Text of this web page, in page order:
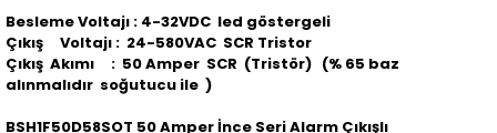
Besleme Voltajı : 4-32VDC led göstergeli
Çıkış Voltajı : 24-580VAC SCR Tristor
Çıkış Akımı : 50 Amper SCR (Tristör) (% 65 baz
alınmalıdır soğutucu ile )
BSH1F50D58SOT 50 Amper İnce Seri Alarm Çıkışlı